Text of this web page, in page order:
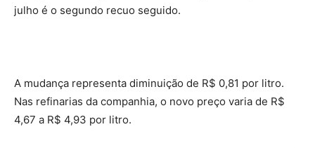
julho é o segundo recuo seguido.
A mudança representa diminuição de R$ 0,81 por litro.
Nas refinarias da companhia, o novo preço varia de R$
4,67 a R$ 4,93 por litro.